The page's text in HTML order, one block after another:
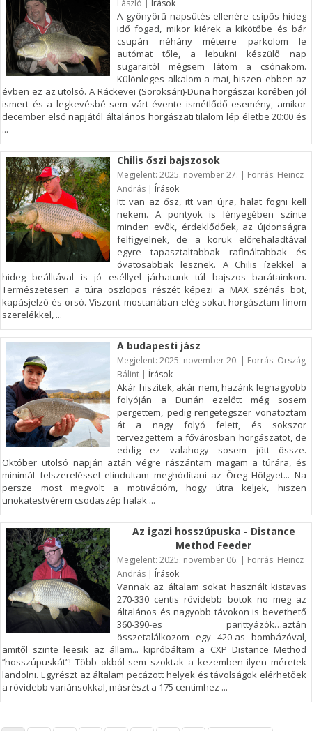
László | Írások
A gyönyörű napsütés ellenére csípős hideg
idő fogad, mikor kiérek a kikötőbe és bár
csupán néhány méterre parkolom le
autómat tőle, a lebukni készülő nap
sugaraitól mégsem látom a csónakom.
Különleges alkalom a mai, hiszen ebben az
évben ez az utolsó. A Ráckevei (Soroksári)-Duna horgászai körében jól
ismert és a legkevésbé sem várt évente ismétlődő esemény, amikor
december első napjától általános horgászati tilalom lép életbe 20:00 és
...
Chilis őszi bajszosok
Megjelent: 2025. november 27. | Forrás: Heincz
András | Írások
Itt van az ősz, itt van újra, halat fogni kell
nekem. A pontyok is lényegében szinte
minden evők, érdeklődőek, az újdonságra
felfigyelnek, de a koruk előrehaladtával
egyre tapasztaltabbak rafináltabbak és
óvatosabbak lesznek. A Chilis ízekkel a
hideg beálltával is jó eséllyel járhatunk túl bajszos barátainkon.
Természetesen a túra oszlopos részét képezi a MAX szériás bot,
kapásjelző és orsó. Viszont mostanában elég sokat horgásztam finom
szerelékkel, ...
A budapesti jász
Megjelent: 2025. november 20. | Forrás: Ország
Bálint | Írások
Akár hiszitek, akár nem, hazánk legnagyobb
folyóján a Dunán ezelőtt még sosem
pergettem, pedig rengetegszer vonatoztam
át a nagy folyó felett, és sokszor
tervezgettem a fővárosban horgászatot, de
eddig ez valahogy sosem jött össze.
Október utolsó napján aztán végre rászántam magam a túrára, és
minimál felszereléssel elindultam meghódítani az Öreg Hölgyet... Na
persze most megvolt a motivációm, hogy útra keljek, hiszen
unokatestvérem csodaszép halak ...
Az igazi hosszúpuska - Distance
Method Feeder
Megjelent: 2025. november 06. | Forrás: Heincz
András | Írások
Vannak az általam sokat használt kistavas
270-330 centis rövidebb botok no meg az
általános és nagyobb távokon is bevethető
360-390-es parittyázók…aztán
összetalálkozom egy 420-as bombázóval,
amitől szinte leesik az állam... kipróbáltam a CXP Distance Method
’’hosszúpuskát”! Több okból sem szoktak a kezemben ilyen méretek
landolni. Egyrészt az általam pecázott helyek és távolságok elérhetőek
a rövidebb variánsokkal, másrészt a 175 centimhez ...